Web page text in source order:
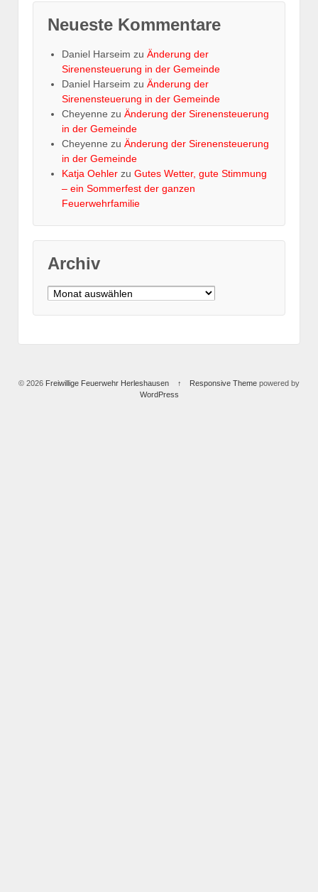
Neueste Kommentare
Daniel Harseim zu Änderung der
Sirenensteuerung in der Gemeinde
Daniel Harseim zu Änderung der
Sirenensteuerung in der Gemeinde
Cheyenne zu Änderung der Sirenensteuerung
in der Gemeinde
Cheyenne zu Änderung der Sirenensteuerung
in der Gemeinde
Katja Oehler zu Gutes Wetter, gute Stimmung
– ein Sommerfest der ganzen
Feuerwehrfamilie
Archiv
Archiv
© 2026 Freiwillige Feuerwehr Herleshausen ↑ Responsive Themepowered by
WordPress